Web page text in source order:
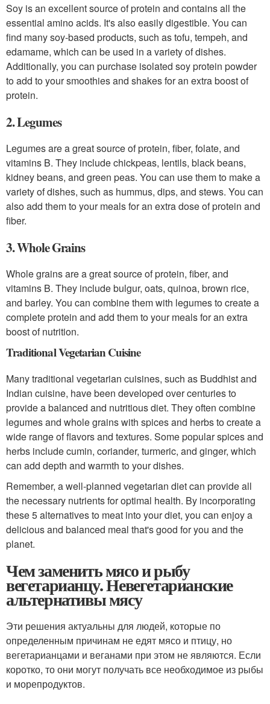
Soy is an excellent source of protein and contains all the
essential amino acids. It's also easily digestible. You can
find many soy-based products, such as tofu, tempeh, and
edamame, which can be used in a variety of dishes.
Additionally, you can purchase isolated soy protein powder
to add to your smoothies and shakes for an extra boost of
protein.
2. Legumes
Legumes are a great source of protein, fiber, folate, and
vitamins B. They include chickpeas, lentils, black beans,
kidney beans, and green peas. You can use them to make a
variety of dishes, such as hummus, dips, and stews. You can
also add them to your meals for an extra dose of protein and
fiber.
3. Whole Grains
Whole grains are a great source of protein, fiber, and
vitamins B. They include bulgur, oats, quinoa, brown rice,
and barley. You can combine them with legumes to create a
complete protein and add them to your meals for an extra
boost of nutrition.
Traditional Vegetarian Cuisine
Many traditional vegetarian cuisines, such as Buddhist and
Indian cuisine, have been developed over centuries to
provide a balanced and nutritious diet. They often combine
legumes and whole grains with spices and herbs to create a
wide range of flavors and textures. Some popular spices and
herbs include cumin, coriander, turmeric, and ginger, which
can add depth and warmth to your dishes.
Remember, a well-planned vegetarian diet can provide all
the necessary nutrients for optimal health. By incorporating
these 5 alternatives to meat into your diet, you can enjoy a
delicious and balanced meal that's good for you and the
planet.
Чем заменить мясо и рыбу
вегетарианцу. Невегетарианские
альтернативы мясу
Эти решения актуальны для людей, которые по
определенным причинам не едят мясо и птицу, но
вегетарианцами и веганами при этом не являются. Если
коротко, то они могут получать все необходимое из рыбы
и морепродуктов.